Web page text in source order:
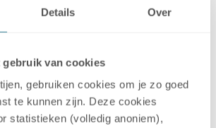
Details Over
gebruik van cookies
gebruiken cookies om je zo goed
te kunnen zijn. Deze cookies
statistieken (volledig anoniem),